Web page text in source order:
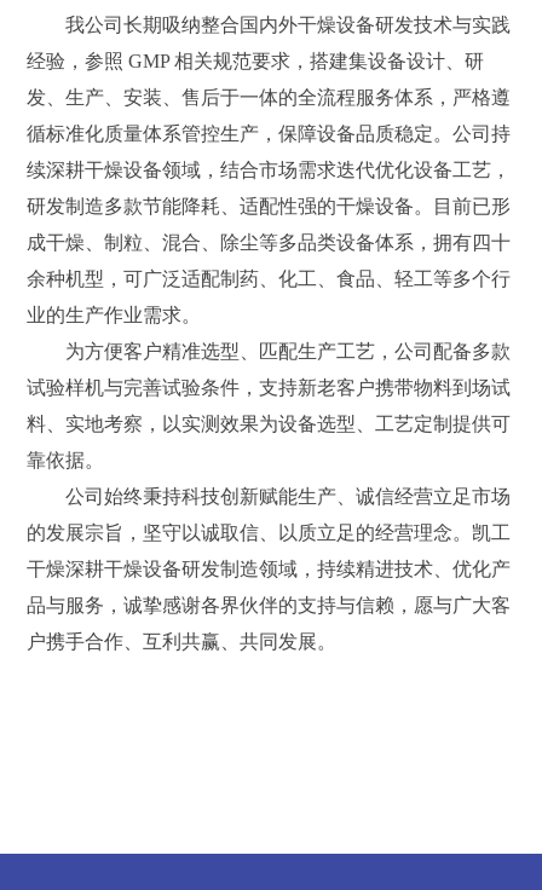
我公司长期吸纳整合国内外干燥设备研发技术与实践
经验，参照 GMP 相关规范要求，搭建集设备设计、研
发、生产、安装、售后于一体的全流程服务体系，严格遵
循标准化质量体系管控生产，保障设备品质稳定。公司持
续深耕干燥设备领域，结合市场需求迭代优化设备工艺，
研发制造多款节能降耗、适配性强的干燥设备。目前已形
成干燥、制粒、混合、除尘等多品类设备体系，拥有四十
余种机型，可广泛适配制药、化工、食品、轻工等多个行
业的生产作业需求。
为方便客户精准选型、匹配生产工艺，公司配备多款
试验样机与完善试验条件，支持新老客户携带物料到场试
料、实地考察，以实测效果为设备选型、工艺定制提供可
靠依据。
公司始终秉持科技创新赋能生产、诚信经营立足市场
的发展宗旨，坚守以诚取信、以质立足的经营理念。凯工
干燥深耕干燥设备研发制造领域，持续精进技术、优化产
品与服务，诚挚感谢各界伙伴的支持与信赖，愿与广大客
户携手合作、互利共赢、共同发展。